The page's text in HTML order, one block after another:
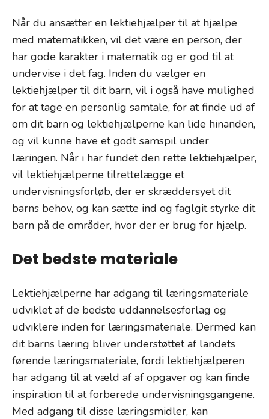
Når du ansætter en lektiehjælper til at hjælpe
med matematikken, vil det være en person, der
har gode karakter i matematik og er god til at
undervise i det fag. Inden du vælger en
lektiehjælper til dit barn, vil i også have mulighed
for at tage en personlig samtale, for at finde ud af
om dit barn og lektiehjælperne kan lide hinanden,
og vil kunne have et godt samspil under
læringen. Når i har fundet den rette lektiehjælper,
vil lektiehjælperne tilrettelægge et
undervisningsforløb, der er skræddersyet dit
barns behov, og kan sætte ind og faglgit styrke dit
barn på de områder, hvor der er brug for hjælp.
Det bedste materiale
Lektiehjælperne har adgang til læringsmateriale
udviklet af de bedste uddannelsesforlag og
udviklere inden for læringsmateriale. Dermed kan
dit barns læring bliver understøttet af landets
førende læringsmateriale, fordi lektiehjælperen
har adgang til at væld af af opgaver og kan finde
inspiration til at forberede undervisningsgangene.
Med adgang til disse læringsmidler, kan